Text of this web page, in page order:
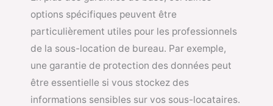
options spécifiques peuvent être
particulièrement utiles pour les professionnels
de la sous-location de bureau. Par exemple,
une garantie de protection des données peut
être essentielle si vous stockez des
informations sensibles sur vos sous-locataires.